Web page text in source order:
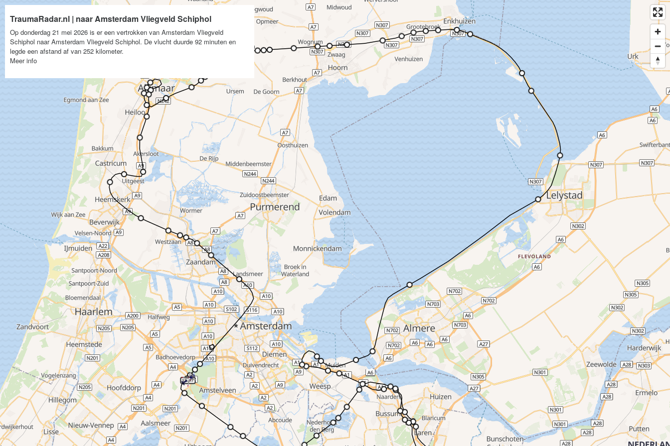
TraumaRadar.nl | naar Amsterdam Vliegveld Schiphol
Op donderdag 21 mei 2026 is er een vertrokken van Amsterdam Vliegveld
Schiphol naar Amsterdam Vliegveld Schiphol. De vlucht duurde 92 minuten en
legde een afstand af van 252 kilometer.
Meer info